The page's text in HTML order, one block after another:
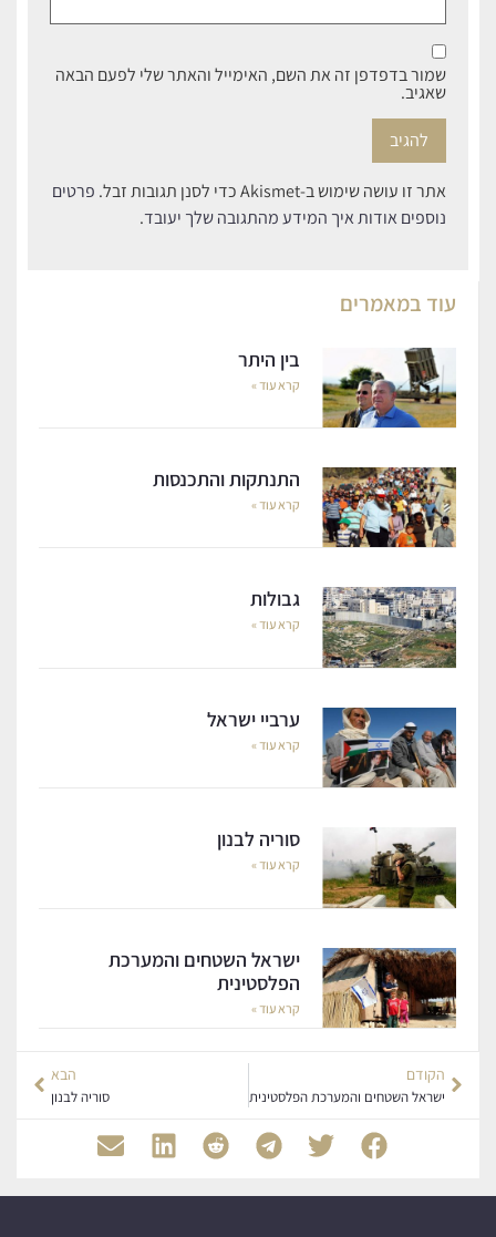
שמור בדפדפן זה את השם, האימייל והאתר שלי לפעם הבאה
שאגיב.
אתר זו עושה שימוש ב-Akismet כדי לסנן תגובות זבל.
פרטים
נוספים אודות איך המידע מהתגובה שלך יעובד.
עוד במאמרים
בין היתר
קרא עוד »
התנתקות והתכנסות
קרא עוד »
גבולות
קרא עוד »
ערביי ישראל
קרא עוד »
סוריה לבנון
קרא עוד »
ישראל השטחים והמערכת
הפלסטינית
קרא עוד »
הקודם
ישראל השטחים והמערכת הפלסטינית
הבא
סוריה לבנון